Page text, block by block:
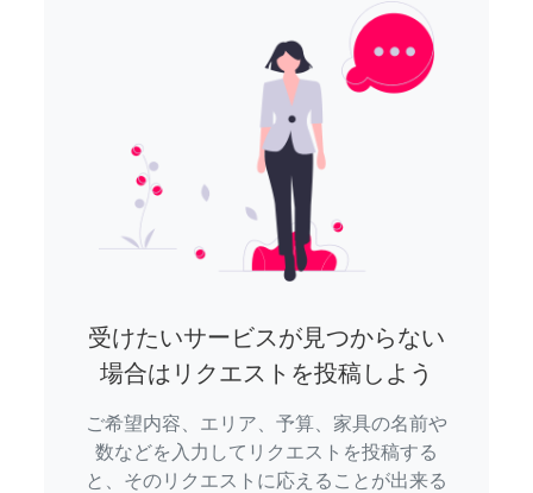
受けたいサービスが見つからない
場合はリクエストを投稿しよう
ご希望内容、エリア、予算、家具の名前や
数などを入力してリクエストを投稿する
と、そのリクエストに応えることが出来る